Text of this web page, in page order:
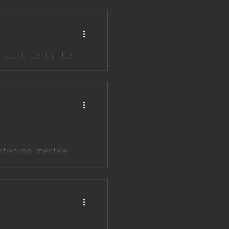
nicht dein
Realität. Was du
mentale
Druck
ernst wird, lernst du